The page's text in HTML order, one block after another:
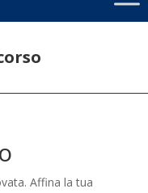
Affina la tua